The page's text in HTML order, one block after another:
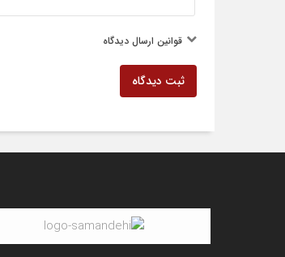
قوانین ارسال دیدگاه
ثبت دیدگاه